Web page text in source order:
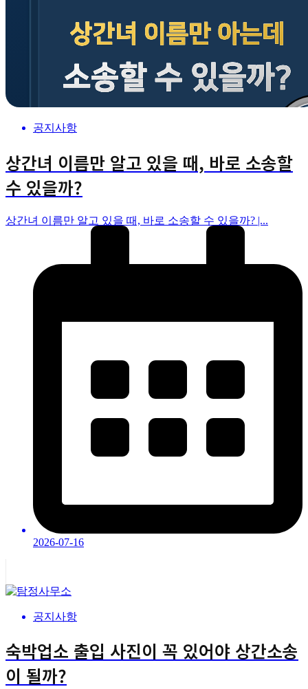
공지사항
상간녀 이름만 알고 있을 때, 바로 소송할
수 있을까?
상간녀 이름만 알고 있을 때, 바로 소송할 수 있을까? |...
2026-07-16
공지사항
숙박업소 출입 사진이 꼭 있어야 상간소송
이 될까?